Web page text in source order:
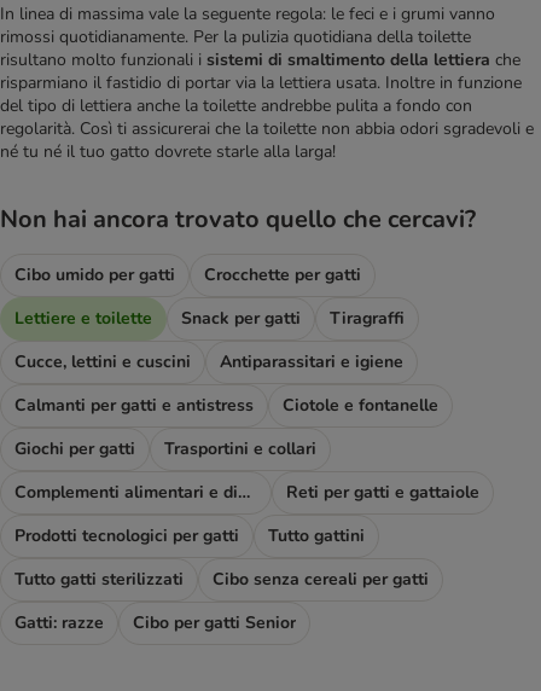
In linea di massima vale la seguente regola: le feci e i grumi vanno
rimossi quotidianamente. Per la pulizia quotidiana della toilette
risultano molto funzionali i sistemi di smaltimento della lettiera che
risparmiano il fastidio di portar via la lettiera usata. Inoltre in funzione
del tipo di lettiera anche la toilette andrebbe pulita a fondo con
regolarità. Così ti assicurerai che la toilette non abbia odori sgradevoli e
né tu né il tuo gatto dovrete starle alla larga!
Non hai ancora trovato quello che cercavi?
Cibo umido per gatti
Crocchette per gatti
Lettiere e toilette
Snack per gatti
Tiragraffi
Cucce, lettini e cuscini
Antiparassitari e igiene
Calmanti per gatti e antistress
Ciotole e fontanelle
Giochi per gatti
Trasportini e collari
Complementi alimentari e diete
Reti per gatti e gattaiole
Prodotti tecnologici per gatti
Tutto gattini
Tutto gatti sterilizzati
Cibo senza cereali per gatti
Gatti: razze
Cibo per gatti Senior